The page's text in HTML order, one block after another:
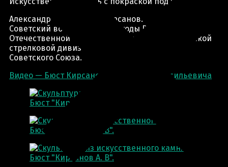
Александр Васильевич Кирсанов.
Советский военачальник, в годы Великой
Отечественной войны командир 76-й гвардейской
стрелковой дивизии, генерал-майор, Герой
Советского Союза.
Видео — Бюст Кирсанова Александра Васильевича